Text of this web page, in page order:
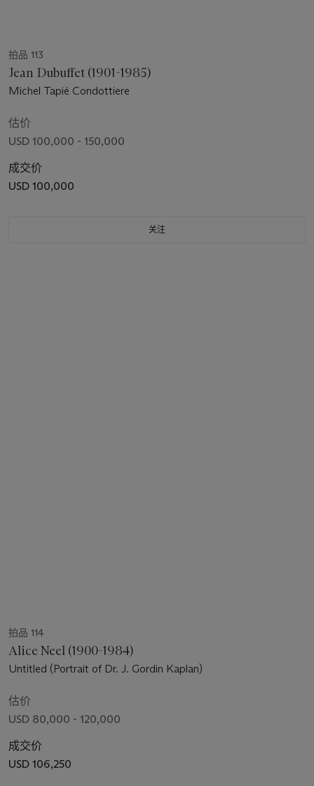
拍品 113
Jean Dubuffet (1901-1985)
Michel Tapié Condottiere
估价
USD 100,000 - 150,000
成交价
USD 100,000
关注
拍品 114
Alice Neel (1900-1984)
Untitled (Portrait of Dr. J. Gordin Kaplan)
估价
USD 80,000 - 120,000
成交价
USD 106,250